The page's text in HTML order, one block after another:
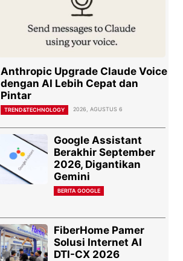
Anthropic Upgrade Claude Voice
dengan AI Lebih Cepat dan
Pintar
TREND&TECHNOLOGY 2026, AGUSTUS 6
Google Assistant
Berakhir September
2026, Digantikan
Gemini
BERITA GOOGLE
FiberHome Pamer
Solusi Internet AI
DTI-CX 2026